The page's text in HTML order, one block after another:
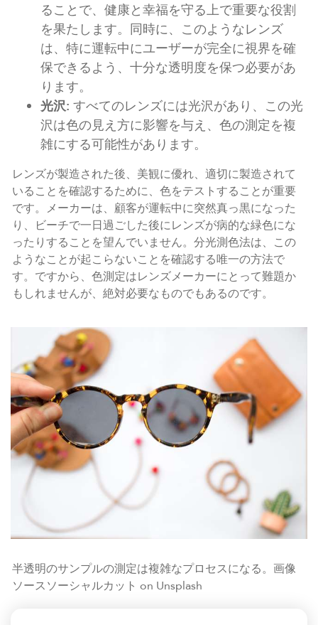
ることで、健康と幸福を守る上で重要な役割
を果たします。同時に、このようなレンズ
は、特に運転中にユーザーが完全に視界を確
保できるよう、十分な透明度を保つ必要があ
ります。
光沢: すべてのレンズには光沢があり、この光
沢は色の見え方に影響を与え、色の測定を複
雑にする可能性があります。
レンズが製造された後、美観に優れ、適切に製造されて
いることを確認するために、色をテストすることが重要
です。メーカーは、顧客が運転中に突然真っ黒になった
り、ビーチで一日過ごした後にレンズが病的な緑色にな
ったりすることを望んでいません。分光測色法は、この
ようなことが起こらないことを確認する唯一の方法で
す。ですから、色測定はレンズメーカーにとって難題か
もしれませんが、絶対必要なものでもあるのです。
半透明のサンプルの測定は複雑なプロセスになる。画像
ソースソーシャルカット on Unsplash